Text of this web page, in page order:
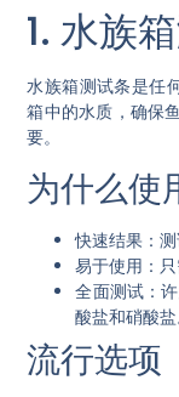
1. 水族
水族箱测试条是任
箱中的水质，确保
要。
为什么使
快速结果 ：
易于使用 ：
全面测试 ：
酸盐和硝酸盐
流行选项